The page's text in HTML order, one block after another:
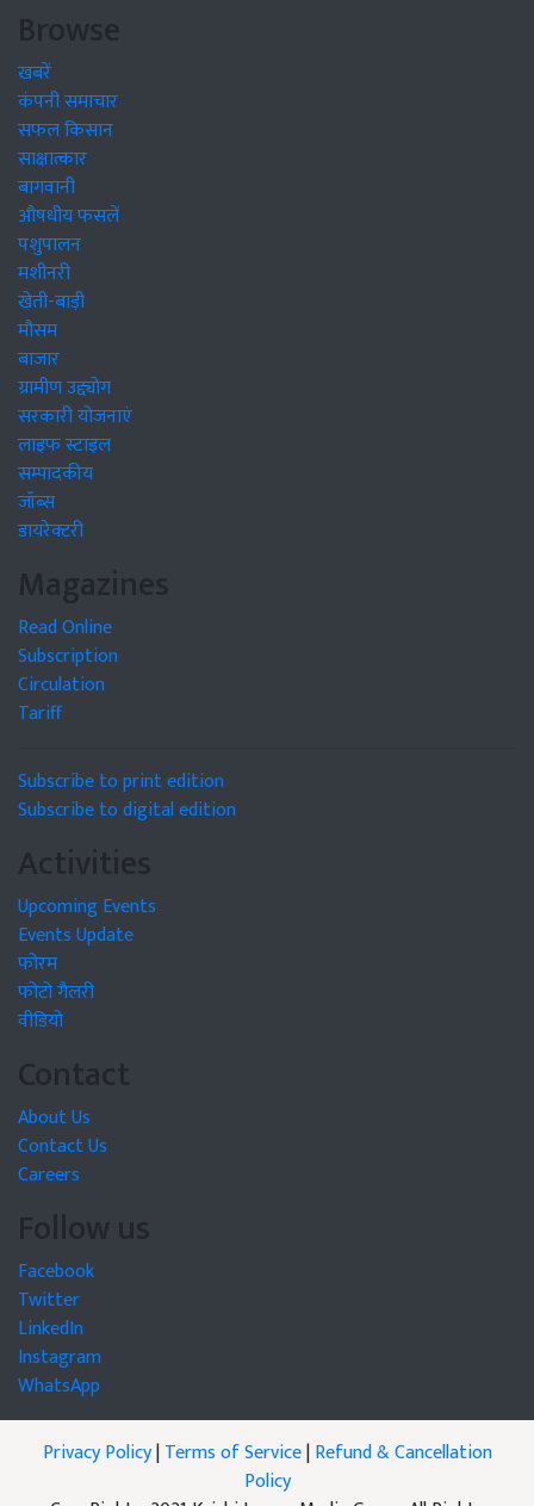
Browse
खबरें
कंपनी समाचार
सफल किसान
साक्षात्कार
बागवानी
औषधीय फसलें
पशुपालन
मशीनरी
खेती-बाड़ी
मौसम
बाजार
ग्रामीण उद्द्योग
सरकारी योजनाएं
लाइफ स्टाइल
सम्पादकीय
जॉब्स
डायरेक्टरी
Magazines
Read Online
Subscription
Circulation
Tariff
Subscribe to print edition
Subscribe to digital edition
Activities
Upcoming Events
Events Update
फोरम
फोटो गैलरी
वीडियो
Contact
About Us
Contact Us
Careers
Follow us
Facebook
Twitter
LinkedIn
Instagram
WhatsApp
Privacy Policy|Terms of Service|Refund & Cancellation
Policy